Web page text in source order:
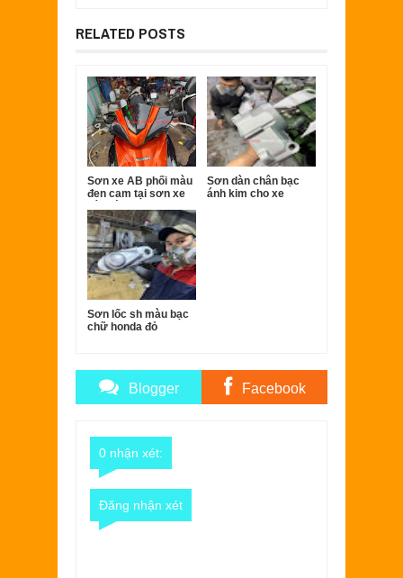
RELATED POSTS
Sơn xe AB phối màu
đen cam tại sơn xe
Sơn dàn chân bạc
ánh kim cho xe
Sơn lốc sh màu bạc
chữ honda đỏ
Blogger Facebook
0 nhận xét:
Đăng nhận xét